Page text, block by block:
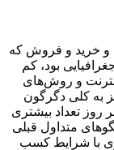
و خرید و فروش که
بود، کم
و روش‌های
به کلی دگرگون
تعداد بیشتری
متداول قبلی
با شرایط کسب